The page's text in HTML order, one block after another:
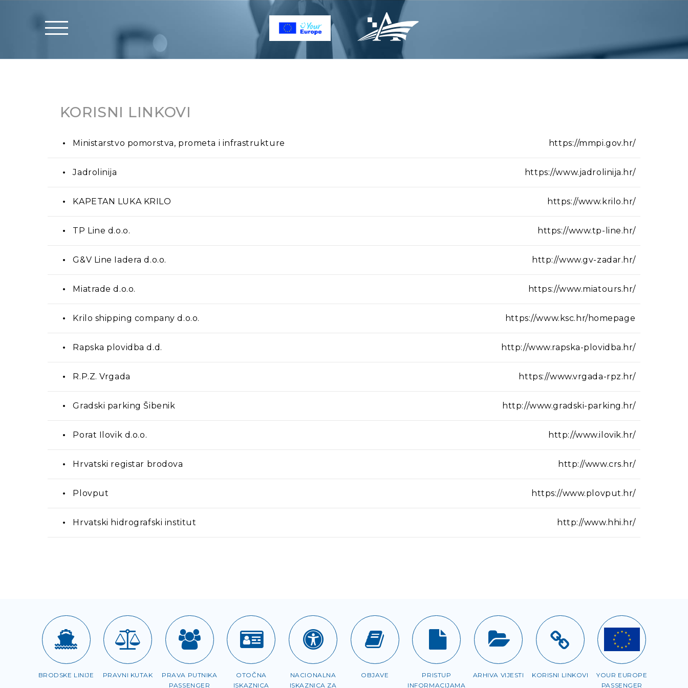
KORISNI LINKOVI
Ministarstvo pomorstva, prometa i infrastrukture https://mmpi.gov.hr/
Jadrolinija https://www.jadrolinija.hr/
KAPETAN LUKA KRILO https://www.krilo.hr/
TP Line d.o.o. https://www.tp-line.hr/
G&V Line Iadera d.o.o. http://www.gv-zadar.hr/
Miatrade d.o.o. https://www.miatours.hr/
Krilo shipping company d.o.o. https://www.ksc.hr/homepage
Rapska plovidba d.d. http://www.rapska-plovidba.hr/
R.P.Z. Vrgada https://www.vrgada-rpz.hr/
Gradski parking Šibenik http://www.gradski-parking.hr/
Porat Ilovik d.o.o. http://www.ilovik.hr/
Hrvatski registar brodova http://www.crs.hr/
Plovput https://www.plovput.hr/
Hrvatski hidrografski institut http://www.hhi.hr/
BRODSKE LINIJE PRAVNI KUTAK
PRAVA PUTNIKA
PASSENGER
OTOČNA
ISKAZNICA
NACIONALNA
ISKAZNICA ZA
OBJAVE
PRISTUP
INFORMACIJAMA
ARHIVA VIJESTI KORISNI LINKOVI
YOUR EUROPE
PASSENGER